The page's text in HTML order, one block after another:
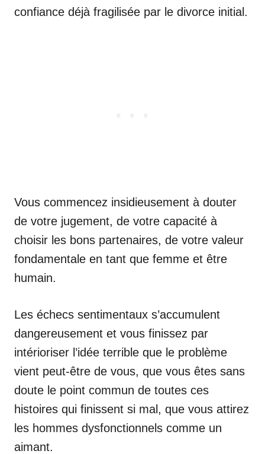
confiance déjà fragilisée par le divorce initial.
Vous commencez insidieusement à douter
de votre jugement, de votre capacité à
choisir les bons partenaires, de votre valeur
fondamentale en tant que femme et être
humain.
Les échecs sentimentaux s’accumulent
dangereusement et vous finissez par
intérioriser l’idée terrible que le problème
vient peut-être de vous, que vous êtes sans
doute le point commun de toutes ces
histoires qui finissent si mal, que vous attirez
les hommes dysfonctionnels comme un
aimant.